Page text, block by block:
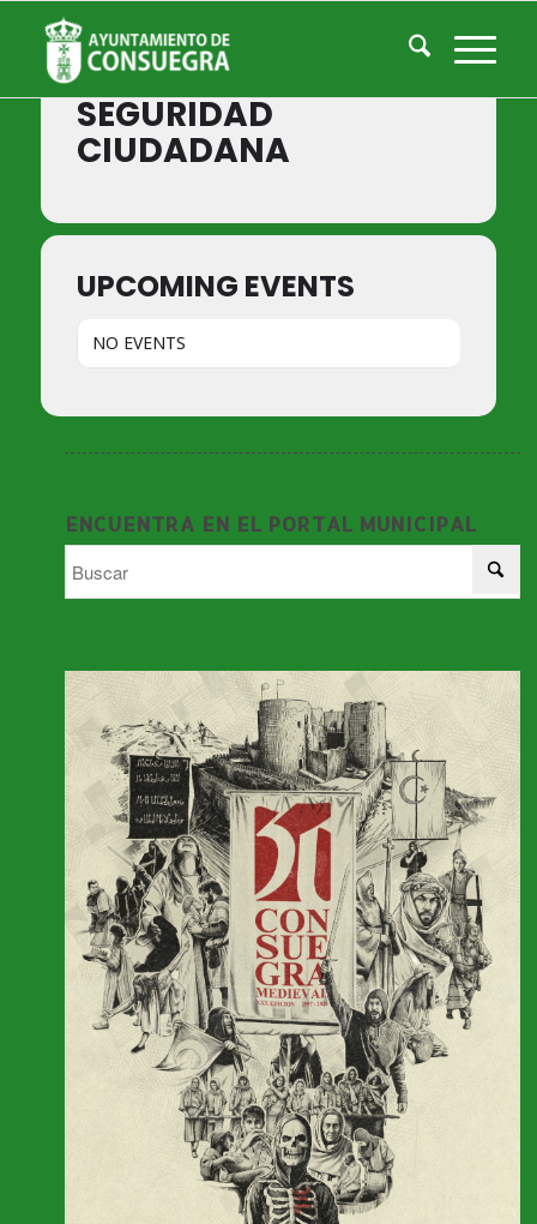
Events by Event Type
SEGURIDAD
CIUDADANA
UPCOMING EVENTS
NO EVENTS
ENCUENTRA EN EL PORTAL MUNICIPAL